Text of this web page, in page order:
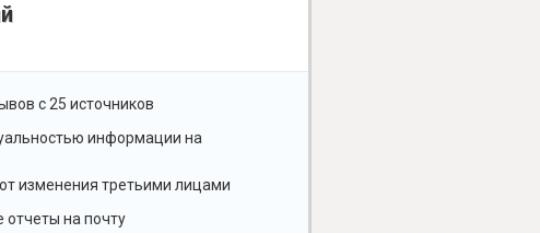
с 25 источников
информации на
изменения третьими лицами
отчеты на почту